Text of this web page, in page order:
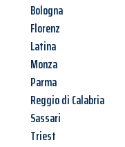
Bologna
Florenz
Latina
Monza
Parma
Reggio di Calabria
Sassari
Triest